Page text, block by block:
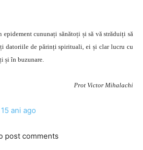
cununați sănătoți și să vă străduiți să
datoriile de părinți spirituali, ei și clar lucru cu
și în buzunare.
Prot Victor Mihalachi
15 ani ago
post comments